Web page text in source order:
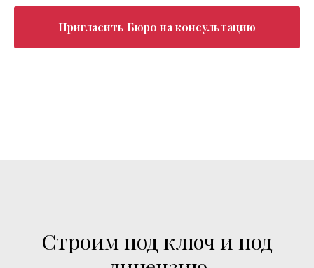
Пригласить Бюро на консультацию
Строим под ключ и под